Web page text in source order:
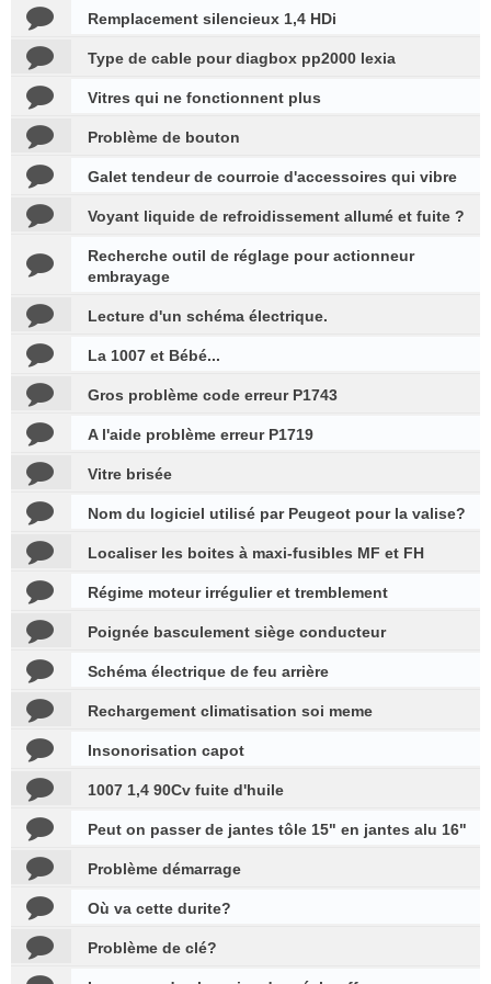
Remplacement silencieux 1,4 HDi
Type de cable pour diagbox pp2000 lexia
Vitres qui ne fonctionnent plus
Problème de bouton
Galet tendeur de courroie d'accessoires qui vibre
Voyant liquide de refroidissement allumé et fuite ?
Recherche outil de réglage pour actionneur
embrayage
Lecture d'un schéma électrique.
La 1007 et Bébé...
Gros problème code erreur P1743
A l'aide problème erreur P1719
Vitre brisée
Nom du logiciel utilisé par Peugeot pour la valise?
Localiser les boites à maxi-fusibles MF et FH
Régime moteur irrégulier et tremblement
Poignée basculement siège conducteur
Schéma électrique de feu arrière
Rechargement climatisation soi meme
Insonorisation capot
1007 1,4 90Cv fuite d'huile
Peut on passer de jantes tôle 15" en jantes alu 16"
Problème démarrage
Où va cette durite?
Problème de clé?